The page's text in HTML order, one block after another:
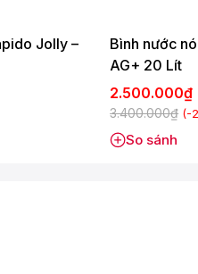
Jolly –
Bình nước
AG+ 20 Lít
2.500.000₫
3.400.000₫ (-
So sánh